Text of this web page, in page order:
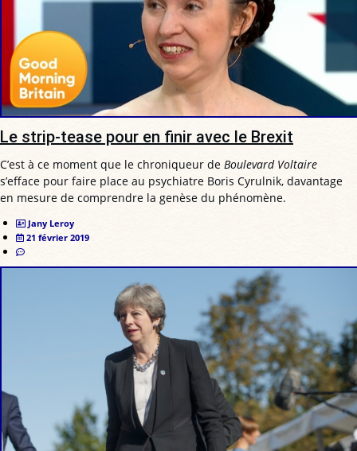
Le strip-tease pour en finir avec le Brexit
C’est à ce moment que le chroniqueur de Boulevard Voltaire
s’efface pour faire place au psychiatre Boris Cyrulnik, davantage
en mesure de comprendre la genèse du phénomène.
Jany Leroy
21 février 2019